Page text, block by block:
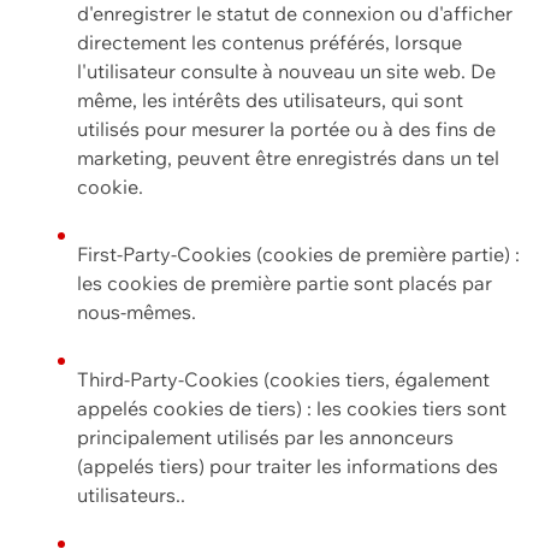
d'enregistrer le statut de connexion ou d'afficher
directement les contenus préférés, lorsque
l'utilisateur consulte à nouveau un site web. De
même, les intérêts des utilisateurs, qui sont
utilisés pour mesurer la portée ou à des fins de
marketing, peuvent être enregistrés dans un tel
cookie.
First-Party-Cookies (cookies de première partie) :
les cookies de première partie sont placés par
nous-mêmes.
Third-Party-Cookies (cookies tiers, également
appelés cookies de tiers) : les cookies tiers sont
principalement utilisés par les annonceurs
(appelés tiers) pour traiter les informations des
utilisateurs..